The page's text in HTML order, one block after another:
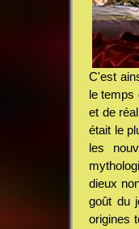
C'est
le temps
et de
était le
les
dieux
goût du
origines